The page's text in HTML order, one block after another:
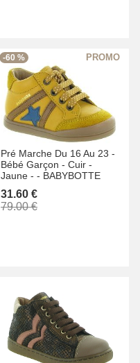
-60 %
Pré Marche Du 16 Au 23 -
Bébé Garçon - Cuir -
Jaune - - BABYBOTTE
31.60 €
79.00 €